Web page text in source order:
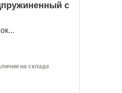
с
на складе